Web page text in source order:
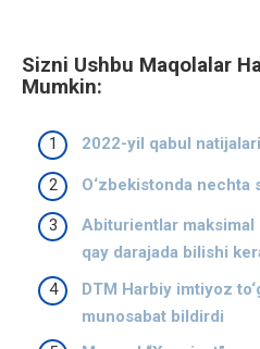
Sizni Ushbu Maqolalar
Mumkin:
2022-yil qabul
O‘zbekistonda
Abiturientlar
qay darajada bilishi
DTM Harbiy imtiyoz
munosabat bildirdi